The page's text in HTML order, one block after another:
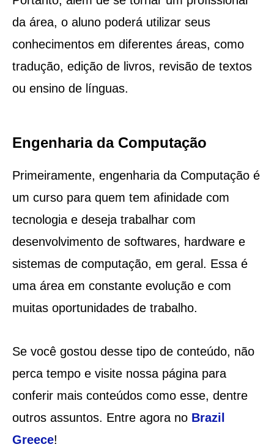
da área, o aluno poderá utilizar seus
conhecimentos em diferentes áreas, como
tradução, edição de livros, revisão de textos
ou ensino de línguas.
Engenharia da Computação
Primeiramente, engenharia da Computação é
um curso para quem tem afinidade com
tecnologia e deseja trabalhar com
desenvolvimento de softwares, hardware e
sistemas de computação, em geral. Essa é
uma área em constante evolução e com
muitas oportunidades de trabalho.
Se você gostou desse tipo de conteúdo, não
perca tempo e visite nossa página para
conferir mais conteúdos como esse, dentre
outros assuntos. Entre agora no Brazil
Greece!